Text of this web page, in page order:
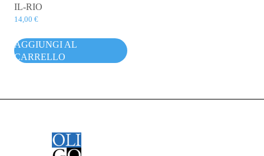
IL-RIO
14,00 €
AGGIUNGI AL
CARRELLO